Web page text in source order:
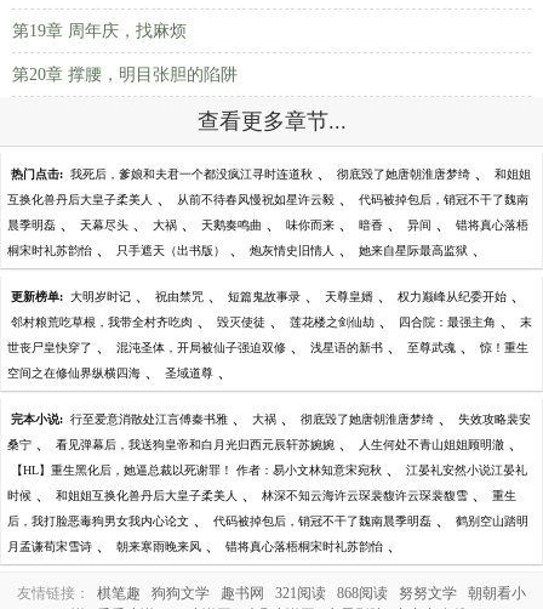
第19章 周年庆，找麻烦
第20章 撑腰，明目张胆的陷阱
查看更多章节...
热门点击: 我死后，爹娘和夫君一个都没疯江寻时连道秋 、 彻底毁了她唐朝淮唐梦绮 、 和姐姐
互换化兽丹后大皇子柔美人 、 从前不待春风慢祝如星许云毅 、 代码被掉包后，销冠不干了魏南
晨季明磊 、 天幕尽头 、 大祸 、 天鹅奏鸣曲 、 味你而来 、 暗香 、 异间 、 错将真心落梧
桐宋时礼苏韵怡 、 只手遮天（出书版） 、 炮灰情史旧情人 、 她来自星际最高监狱 、
更新榜单: 大明岁时记 、 祝由禁咒 、 短篇鬼故事录 、 天尊皇婿 、 权力巅峰从纪委开始 、
邻村粮荒吃草根，我带全村齐吃肉 、 毁灭使徒 、 莲花楼之剑仙劫 、 四合院：最强主角 、 末
世丧尸皇快穿了 、 混沌圣体，开局被仙子强迫双修 、 浅星语的新书 、 至尊武魂 、 惊！重生
空间之在修仙界纵横四海 、 圣域道尊 、
完本小说: 行至爱意消散处江言傅秦书雅 、 大祸 、 彻底毁了她唐朝淮唐梦绮 、 失效攻略裴安
桑宁 、 看见弹幕后，我送狗皇帝和白月光归西元辰轩苏婉婉 、 人生何处不青山姐姐顾明澈 、
【HL】重生黑化后，她逼总裁以死谢罪！ 作者：易小文林知意宋宛秋 、 江晏礼安然小说江晏礼
时候 、 和姐姐互换化兽丹后大皇子柔美人 、 林深不知云海许云琛裴馥许云琛裴馥雪 、 重生
后，我打脸恶毒狗男女我内心论文 、 代码被掉包后，销冠不干了魏南晨季明磊 、 鹤别空山踏明
月孟谦荀宋雪诗 、 朝来寒雨晚来风 、 错将真心落梧桐宋时礼苏韵怡 、
友情链接： 棋笔趣 狗狗文学 趣书网 321阅读 868阅读 努努文学
朝朝看小